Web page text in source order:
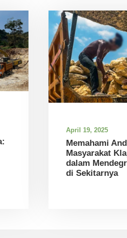
April 19, 2025
Memahami
Masyarakat
dalam
di Sekitarnya